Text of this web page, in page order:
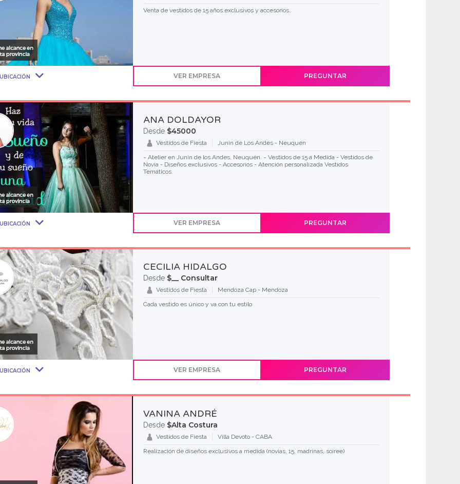
Venta de vestidos de 15 años exclusivos y accesorios.
VER EMPRESA PREGUNTAR
ANA DOLDAYOR
Desde $45000
Vestidos de Fiesta
Junin de Los Andes - Neuquén
~ Atelier en Junin de los Andes, Neuquén. ~ Vestidos de 15 a Medida - Vestidos de
Novia - Diseños exclusivos - Accesorios - Atención personalizada Vestidos
Temáticos.
VER EMPRESA PREGUNTAR
CECILIA HIDALGO
Desde $__ Consultar
Vestidos de Fiesta
Mendoza Cap - Mendoza
Cada vestido es único y va con tu estilo
VER EMPRESA PREGUNTAR
VANINA ANDRÉ
Desde $Alta Costura
Vestidos de Fiesta
Villa Devoto - CABA
Realización de diseños exclusivos a medida (novias, 15, madrinas, soiree)